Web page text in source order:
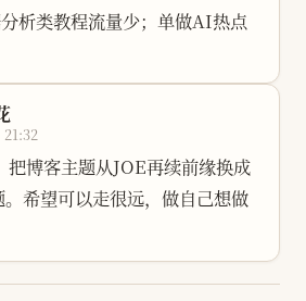
析类教程流量少；单做AI热点
把博客主题从JOE再续前缘换成
希望可以走很远，做自己想做